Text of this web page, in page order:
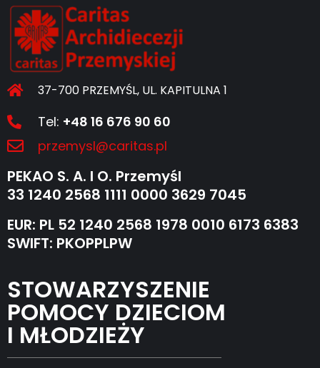
37-700 PRZEMYŚL, UL. KAPITULNA 1
Tel: +48 16 676 90 60
przemysl@caritas.pl
PEKAO S. A. I O. Przemyśl
33 1240 2568 1111 0000 3629 7045
EUR: PL 52 1240 2568 1978 0010 6173 6383
SWIFT: PKOPPLPW
STOWARZYSZENIE
POMOCY DZIECIOM
I MŁODZIEŻY